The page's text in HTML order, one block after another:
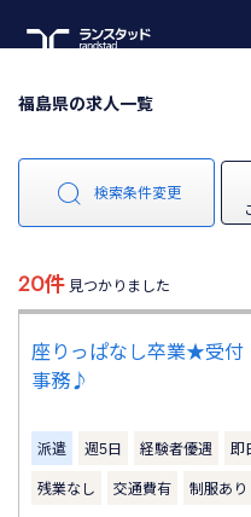
福島県の求人一覧
検索条件変更
20件 見つかりました
座りっぱなし卒業★受付
事務♪
派遣
週5日 経験者優遇 即
残業なし 交通費有 制服あり